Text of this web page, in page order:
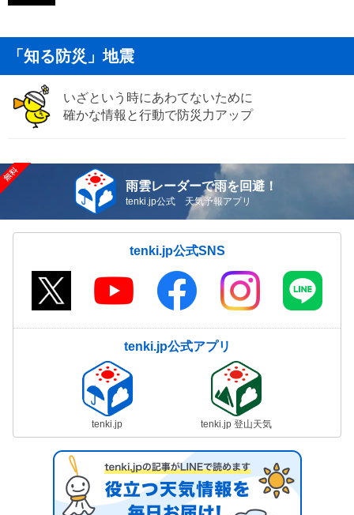
「知る防災」地震
いざという時にあわてないために
確かな情報と行動で防災力アップ
雨雲レーダーで雨を回避！
tenki.jp公式 天気予報アプリ
tenki.jp公式SNS
tenki.jp公式アプリ
tenki.jp tenki.jp 登山天気